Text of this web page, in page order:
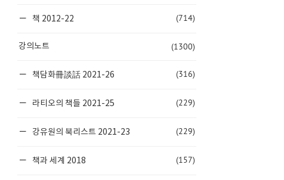
책 2012-22 (714)
강의노트 (1300)
책담화冊談話 2021-26 (316)
라티오의 책들 2021-25 (229)
강유원의 북리스트 2021-23 (229)
책과 세계 2018 (157)